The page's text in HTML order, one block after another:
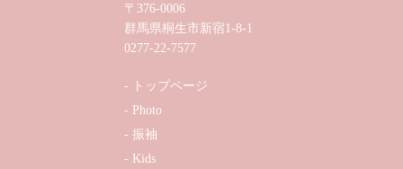
〒376-0006
群馬県桐生市新宿1-8-1
0277-22-7577
トップページ
Photo
振袖
Kids